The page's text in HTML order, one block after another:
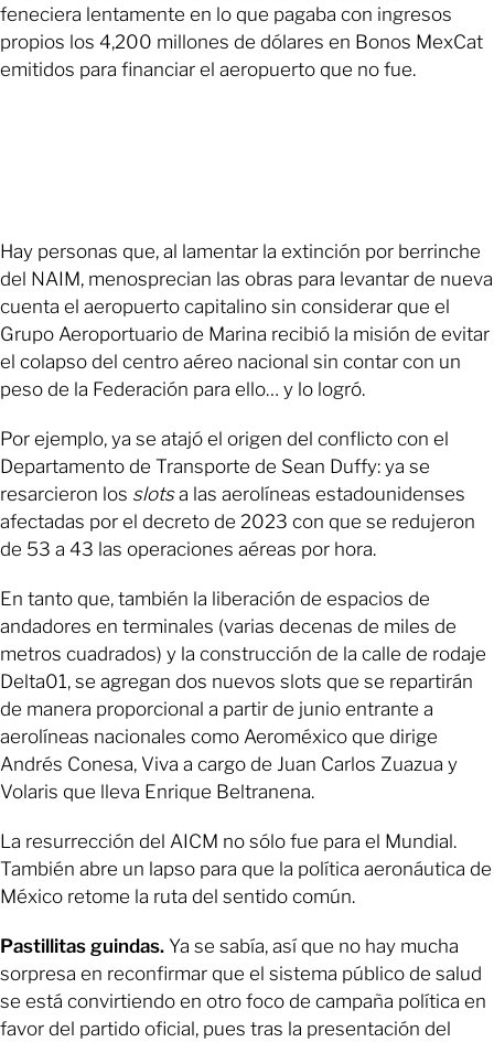
feneciera lentamente en lo que pagaba con ingresos
propios los 4,200 millones de dólares en Bonos MexCat
emitidos para financiar el aeropuerto que no fue.
Hay personas que, al lamentar la extinción por berrinche
del NAIM, menosprecian las obras para levantar de nueva
cuenta el aeropuerto capitalino sin considerar que el
Grupo Aeroportuario de Marina recibió la misión de evitar
el colapso del centro aéreo nacional sin contar con un
peso de la Federación para ello… y lo logró.
Por ejemplo, ya se atajó el origen del conflicto con el
Departamento de Transporte de Sean Duffy: ya se
resarcieron los slotsa las aerolíneas estadounidenses
afectadas por el decreto de 2023 con que se redujeron
de 53 a 43 las operaciones aéreas por hora.
En tanto que, también la liberación de espacios de
andadores en terminales (varias decenas de miles de
metros cuadrados) y la construcción de la calle de rodaje
Delta01, se agregan dos nuevos slots que se repartirán
de manera proporcional a partir de junio entrante a
aerolíneas nacionales como Aeroméxico que dirige
Andrés Conesa, Viva a cargo de Juan Carlos Zuazua y
Volaris que lleva Enrique Beltranena.
La resurrección del AICM no sólo fue para el Mundial.
También abre un lapso para que la política aeronáutica de
México retome la ruta del sentido común.
Pastillitas guindas. Ya se sabía, así que no hay mucha
sorpresa en reconfirmar que el sistema público de salud
se está convirtiendo en otro foco de campaña política en
favor del partido oficial, pues tras la presentación del